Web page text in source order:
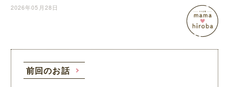
2026年05月28日
前回のお話